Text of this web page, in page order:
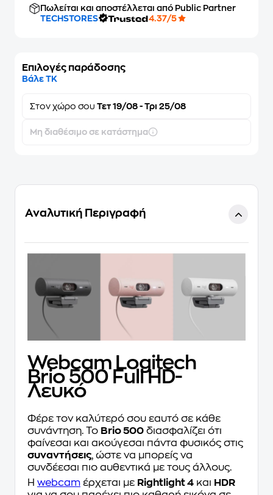
Πωλείται και αποστέλλεται από Public Partner
TECHSTORES
4.37/5
Επιλογές παράδοσης
Βάλε ΤΚ
Στον χώρο σου Τετ 19/08 - Τρι 25/08
Μη διαθέσιμο σε κατάστημα
Αναλυτική Περιγραφή
Webcam Logitech
Brio 500 Full HD-
Λευκό
Φέρε τον καλύτερό σου εαυτό σε κάθε
συνάντηση. Το Brio 500 διασφαλίζει ότι
φαίνεσαι και ακούγεσαι πάντα φυσικός στις
συναντήσεις, ώστε να μπορείς να
συνδέεσαι πιο αυθεντικά με τους άλλους.
Η webcam έρχεται με Rightlight 4 και HDR